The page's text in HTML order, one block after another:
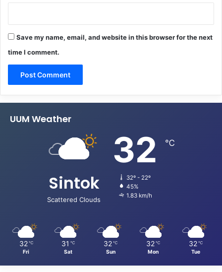
Save my name, email, and website in this browser for the next
time I comment.
UUM Weather
Sintok
Scattered Clouds
32 ℃
32º - 22º
45%
1.83 km/h
32 ℃
Fri
31 ℃
Sat
32 ℃
Sun
32 ℃
Mon
32 ℃
Tue